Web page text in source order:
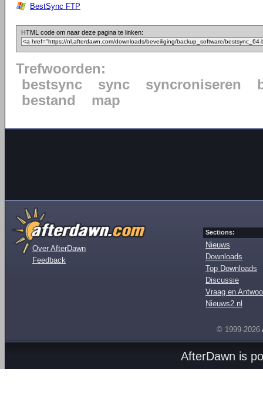
BestSync FTP
HTML code om naar deze pagina te linken:
Trefwoorden:
bestsync
sync syncroniseren
bestand
map
Over AfterDawn
Feedback
Sections:
Nieuws
Downloads
Top Downloads
Discussie
Vraag en
Nieuws2.nl
© 1999-2026
AfterDawn is